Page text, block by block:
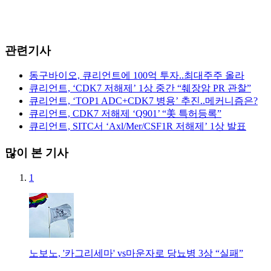
관련기사
동구바이오, 큐리언트에 100억 투자..최대주주 올라
큐리언트, ‘CDK7 저해제’ 1상 중간 “췌장암 PR 관찰”
큐리언트, ‘TOP1 ADC+CDK7 병용’ 추진..메커니즘은?
큐리언트, CDK7 저해제 ‘Q901’ “美 특허등록”
큐리언트, SITC서 ‘Axl/Mer/CSF1R 저해제’ 1상 발표
많이 본 기사
1
노보노, '카그리세마' vs마운자로 당뇨병 3상 “실패”